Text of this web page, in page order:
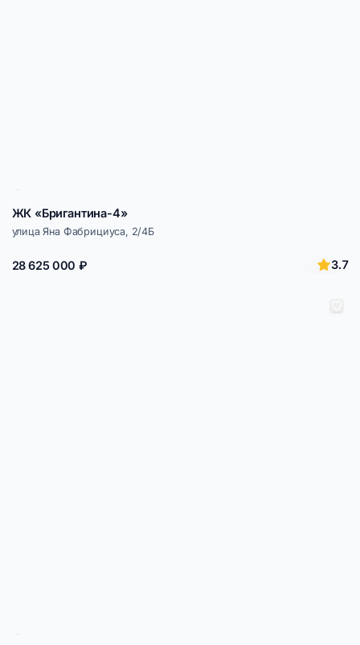
ЖК «Бригантина-4»
улица Яна Фабрициуса, 2/4Б
28 625 000 ₽ 3.7